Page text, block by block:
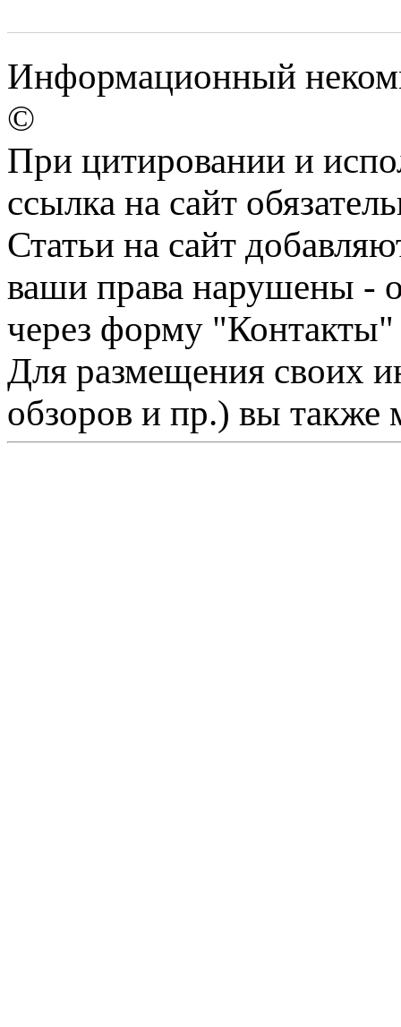
Информационный
©
При цитировании и
ссылка на сайт
Статьи на сайт
ваши права нарушены -
через форму "Контакты"
Для размещения своих
обзоров и пр.) вы также